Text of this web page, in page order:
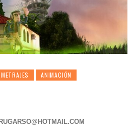
ANIMACIÓN
RUGARSO@HOTMAIL.COM